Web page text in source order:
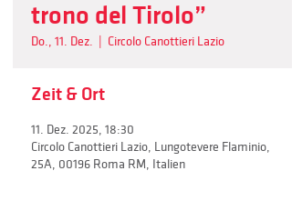
trono del Tirolo”
Do., 11. Dez. Circolo Canottieri Lazio
Zeit & Ort
11. Dez. 2025, 18:30
Circolo Canottieri Lazio, Lungotevere Flaminio,
25A, 00196 Roma RM, Italien